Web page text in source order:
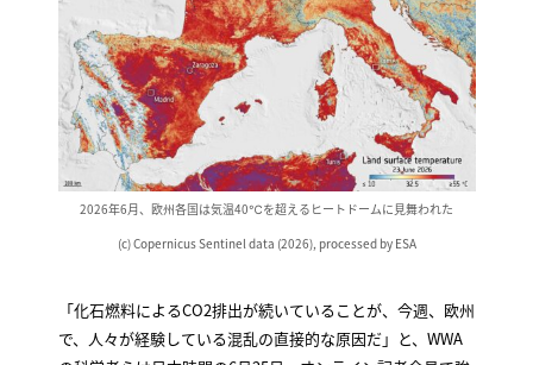
2026年6月、欧州各国は気温40℃を超えるヒートドームに見舞われた
(c) Copernicus Sentinel data (2026), processed by ESA
「化石燃料によるCO2排出が続いていることが、今週、欧州
で、人々が経験している混乱の直接的な原因だ」と、WWA